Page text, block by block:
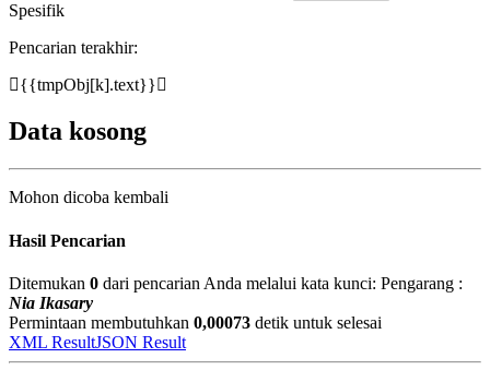
Spesifik
Pencarian terakhir:
{{tmpObj[k].text}}
Data kosong
Mohon dicoba kembali
Hasil Pencarian
Ditemukan 0 dari pencarian Anda melalui kata kunci: Pengarang :
Nia Ikasary
Permintaan membutuhkan 0,00073 detik untuk selesai
XML ResultJSON Result